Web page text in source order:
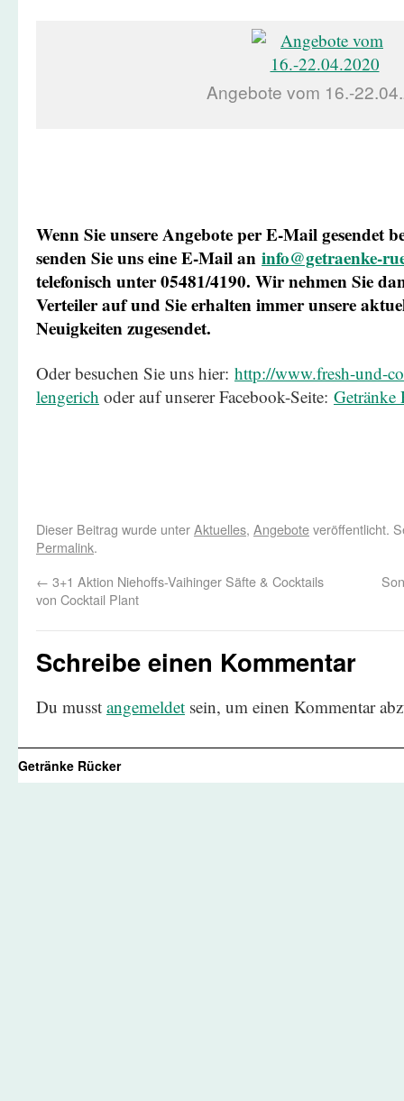
Angebote vom 16.-
Wenn Sie unsere Angebote per E-Mail gesendet
senden Sie uns eine E-Mail an info@getraenke-
telefonisch unter 05481/4190. Wir nehmen Sie
Verteiler auf und Sie erhalten immer unsere
Neuigkeiten zugesendet.
Oder besuchen Sie uns hier: http://www.fresh-und-
lengerich oder auf unserer Facebook-Seite: Getränke
Dieser Beitrag wurde unterAktuelles, Angeboteveröffentlicht.
Permalink.
← 3+1 Aktion Niehoffs-Vaihinger Säfte & Cocktails
von Cocktail Plant
Schreibe einen Kommentar
Du musst angemeldetsein, um einen Kommentar
Getränke Rücker